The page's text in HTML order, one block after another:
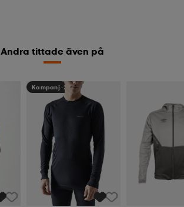
Andra tittade även på
Kampanj -25%